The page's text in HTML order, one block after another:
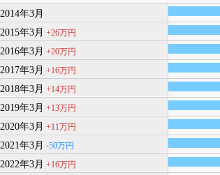
2014年3月
2015年3月+26万円
2016年3月+20万円
2017年3月+16万円
2018年3月+14万円
2019年3月+13万円
2020年3月+11万円
2021年3月-50万円
2022年3月+16万円